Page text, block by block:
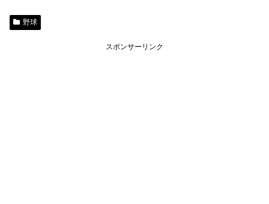
野球
スポンサーリンク